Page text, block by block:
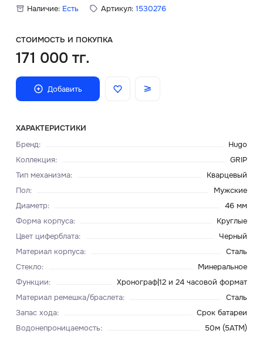
Наличие: Есть Артикул: 1530276
СТОИМОСТЬ И ПОКУПКА
171 000 тг.
Добавить
ХАРАКТЕРИСТИКИ
Бренд:
Hugo
Коллекция:
GRIP
Тип механизма:
Кварцевый
Пол:
Мужские
Диаметр:
46 мм
Форма корпуса:
Круглые
Цвет циферблата:
Черный
Материал корпуса:
Сталь
Стекло:
Минеральное
Функции:
Хронограф|12 и 24 часовой формат
Материал ремешка/браслета:
Сталь
Запас хода:
Срок батареи
Водонепроницаемость:
50м (5ATM)
Главная
О нас